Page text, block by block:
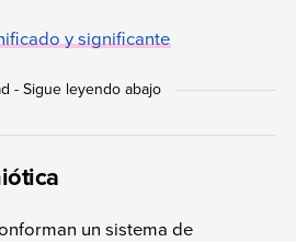
y significante
un sistema de